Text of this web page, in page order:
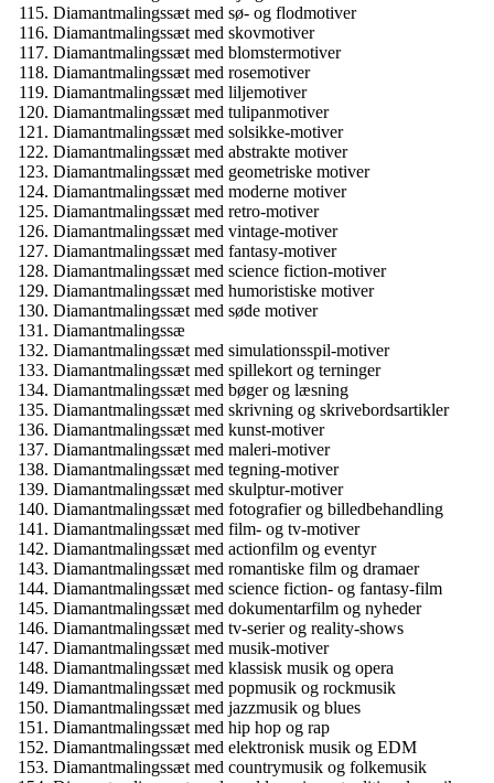
Diamantmalingssæt med sø- og flodmotiver
Diamantmalingssæt med skovmotiver
Diamantmalingssæt med blomstermotiver
Diamantmalingssæt med rosemotiver
Diamantmalingssæt med liljemotiver
Diamantmalingssæt med tulipanmotiver
Diamantmalingssæt med solsikke-motiver
Diamantmalingssæt med abstrakte motiver
Diamantmalingssæt med geometriske motiver
Diamantmalingssæt med moderne motiver
Diamantmalingssæt med retro-motiver
Diamantmalingssæt med vintage-motiver
Diamantmalingssæt med fantasy-motiver
Diamantmalingssæt med science fiction-motiver
Diamantmalingssæt med humoristiske motiver
Diamantmalingssæt med søde motiver
Diamantmalingssæ
Diamantmalingssæt med simulationsspil-motiver
Diamantmalingssæt med spillekort og terninger
Diamantmalingssæt med bøger og læsning
Diamantmalingssæt med skrivning og skrivebordsartikler
Diamantmalingssæt med kunst-motiver
Diamantmalingssæt med maleri-motiver
Diamantmalingssæt med tegning-motiver
Diamantmalingssæt med skulptur-motiver
Diamantmalingssæt med fotografier og billedbehandling
Diamantmalingssæt med film- og tv-motiver
Diamantmalingssæt med actionfilm og eventyr
Diamantmalingssæt med romantiske film og dramaer
Diamantmalingssæt med science fiction- og fantasy-film
Diamantmalingssæt med dokumentarfilm og nyheder
Diamantmalingssæt med tv-serier og reality-shows
Diamantmalingssæt med musik-motiver
Diamantmalingssæt med klassisk musik og opera
Diamantmalingssæt med popmusik og rockmusik
Diamantmalingssæt med jazzmusik og blues
Diamantmalingssæt med hip hop og rap
Diamantmalingssæt med elektronisk musik og EDM
Diamantmalingssæt med countrymusik og folkemusik